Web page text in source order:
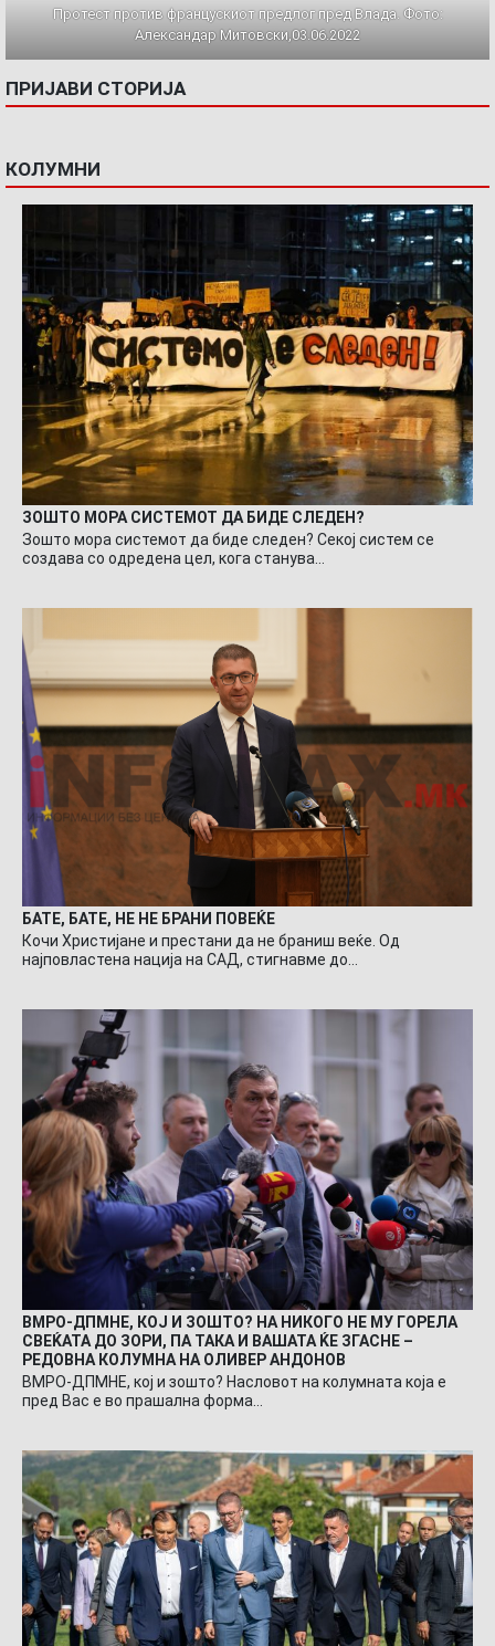
Протест против францускиот предлог пред Влада. Фото:
Александар Митовски,03.06.2022
ПРИЈАВИ СТОРИЈА
КОЛУМНИ
ЗОШТО МОРА СИСТЕМОТ ДА БИДЕ СЛЕДЕН?
Зошто мора системот да биде следен? Секој систем се
создава со одредена цел, кога станува…
БАТЕ, БАТЕ, НЕ НЕ БРАНИ ПОВЕЌЕ
Кочи Христијане и престани да не браниш веќе. Од
најповластена нација на САД, стигнавме до…
ВМРО-ДПМНЕ, КОЈ И ЗОШТО? НА НИКОГО НЕ МУ ГОРЕЛА
СВЕЌАТА ДО ЗОРИ, ПА ТАКА И ВАШАТА ЌЕ ЗГАСНЕ –
РЕДОВНА КОЛУМНА НА ОЛИВЕР АНДОНОВ
ВМРО-ДПМНЕ, кој и зошто? Насловот на колумната која е
пред Вас е во прашална форма…